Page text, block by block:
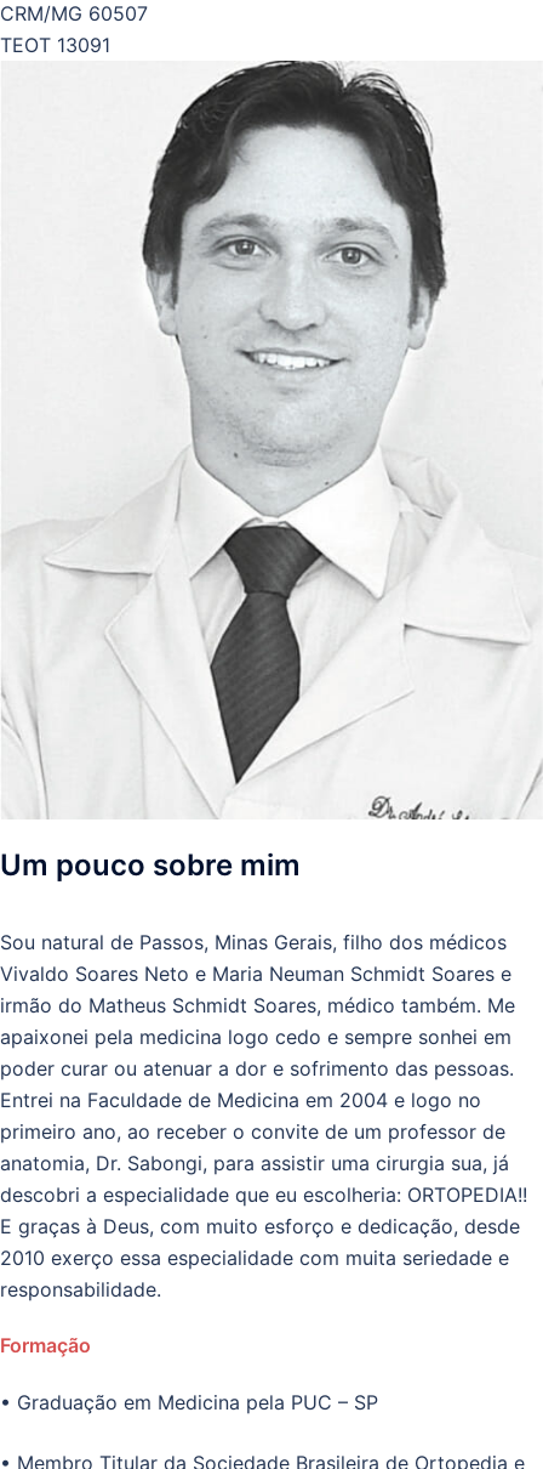
CRM/MG 60507
TEOT 13091
Um pouco sobre mim
Sou natural de Passos, Minas Gerais, filho dos médicos
Vivaldo Soares Neto e Maria Neuman Schmidt Soares e
irmão do Matheus Schmidt Soares, médico também. Me
apaixonei pela medicina logo cedo e sempre sonhei em
poder curar ou atenuar a dor e sofrimento das pessoas.
Entrei na Faculdade de Medicina em 2004 e logo no
primeiro ano, ao receber o convite de um professor de
anatomia, Dr. Sabongi, para assistir uma cirurgia sua, já
descobri a especialidade que eu escolheria: ORTOPEDIA!!
E graças à Deus, com muito esforço e dedicação, desde
2010 exerço essa especialidade com muita seriedade e
responsabilidade.
Formação
• Graduação em Medicina pela PUC – SP
• Membro Titular da Sociedade Brasileira de Ortopedia e